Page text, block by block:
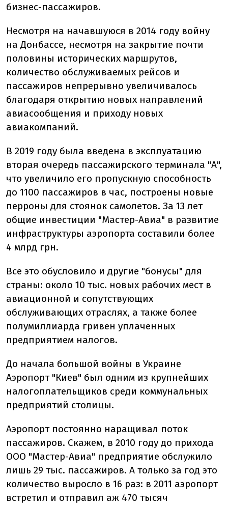
бизнес-пассажиров.
Несмотря на начавшуюся в 2014 году войну
на Донбассе, несмотря на закрытие почти
половины исторических маршрутов,
количество обслуживаемых рейсов и
пассажиров непрерывно увеличивалось
благодаря открытию новых направлений
авиасообщения и приходу новых
авиакомпаний.
В 2019 году была введена в эксплуатацию
вторая очередь пассажирского терминала "А",
что увеличило его пропускную способность
до 1100 пассажиров в час, построены новые
перроны для стоянок самолетов. За 13 лет
общие инвестиции "Мастер-Авиа" в развитие
инфраструктуры аэропорта составили более
4 млрд грн.
Все это обусловило и другие "бонусы" для
страны: около 10 тыс. новых рабочих мест в
авиационной и сопутствующих
обслуживающих отраслях, а также более
полумиллиарда гривен уплаченных
предприятием налогов.
До начала большой войны в Украине
Аэропорт "Киев" был одним из крупнейших
налогоплательщиков среди коммунальных
предприятий столицы.
Аэропорт постоянно наращивал поток
пассажиров. Скажем, в 2010 году до прихода
ООО "Мастер-Авиа" предприятие обслужило
лишь 29 тыс. пассажиров. А только за год это
количество выросло в 16 раз: в 2011 аэропорт
встретил и отправил аж 470 тысяч